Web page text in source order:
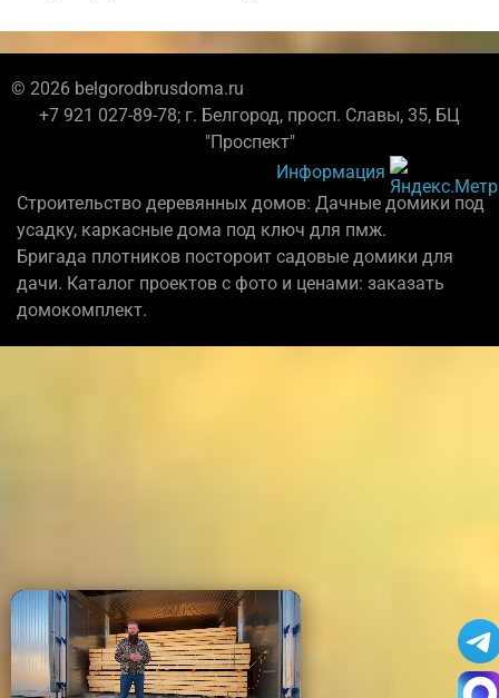
© 2026 belgorodbrusdoma.ru
+7 921 027-89-78; г. Белгород, просп. Славы, 35, БЦ
"Проспект"
Информация
Строительство деревянных домов: Дачные домики под
усадку, каркасные дома под ключ для пмж.
Бригада плотников постороит садовые домики для
дачи. Каталог проектов с фото и ценами: заказать
домокомплект.